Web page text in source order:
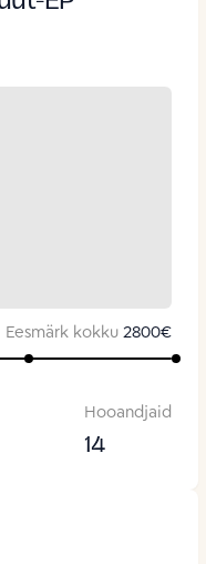
Eesmärk kokku 2800€
Hooandjaid
14